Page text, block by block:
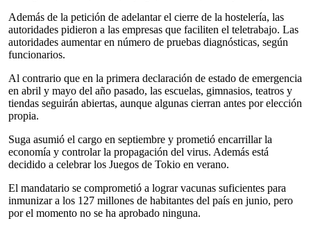
Además de la petición de adelantar el cierre de la hostelería, las
autoridades pidieron a las empresas que faciliten el teletrabajo. Las
autoridades aumentar en número de pruebas diagnósticas, según
funcionarios.
Al contrario que en la primera declaración de estado de emergencia
en abril y mayo del año pasado, las escuelas, gimnasios, teatros y
tiendas seguirán abiertas, aunque algunas cierran antes por elección
propia.
Suga asumió el cargo en septiembre y prometió encarrillar la
economía y controlar la propagación del virus. Además está
decidido a celebrar los Juegos de Tokio en verano.
El mandatario se comprometió a lograr vacunas suficientes para
inmunizar a los 127 millones de habitantes del país en junio, pero
por el momento no se ha aprobado ninguna.